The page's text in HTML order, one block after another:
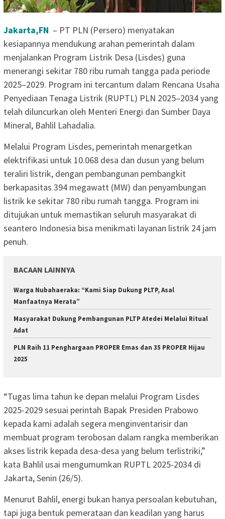
Jakarta,FN – PT PLN (Persero) menyatakan
kesiapannya mendukung arahan pemerintah dalam
menjalankan Program Listrik Desa (Lisdes) guna
menerangi sekitar 780 ribu rumah tangga pada periode
2025–2029. Program ini tercantum dalam Rencana Usaha
Penyediaan Tenaga Listrik (RUPTL) PLN 2025–2034 yang
telah diluncurkan oleh Menteri Energi dan Sumber Daya
Mineral, Bahlil Lahadalia.
Melalui Program Lisdes, pemerintah menargetkan
elektrifikasi untuk 10.068 desa dan dusun yang belum
teraliri listrik, dengan pembangunan pembangkit
berkapasitas 394 megawatt (MW) dan penyambungan
listrik ke sekitar 780 ribu rumah tangga. Program ini
ditujukan untuk memastikan seluruh masyarakat di
seantero Indonesia bisa menikmati layanan listrik 24 jam
penuh.
BACAAN LAINNYA
Warga Nubahaeraka: “Kami Siap Dukung PLTP, Asal
Manfaatnya Merata”
Masyarakat Dukung Pembangunan PLTP Atedei Melalui Ritual
Adat
PLN Raih 11 Penghargaan PROPER Emas dan 35 PROPER Hijau
2025
“Tugas lima tahun ke depan melalui Program Lisdes
2025-2029 sesuai perintah Bapak Presiden Prabowo
kepada kami adalah segera menginventarisir dan
membuat program terobosan dalam rangka memberikan
akses listrik kepada desa-desa yang belum terlistriki,”
kata Bahlil usai mengumumkan RUPTL 2025-2034 di
Jakarta, Senin (26/5).
Menurut Bahlil, energi bukan hanya persoalan kebutuhan,
tapi juga bentuk pemerataan dan keadilan yang harus